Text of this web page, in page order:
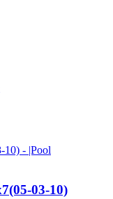
03-10)